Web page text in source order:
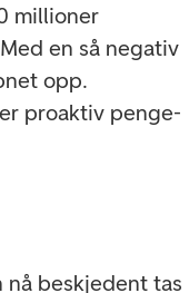
millioner
en så negativ
opp.
proaktiv penge-
beskjedent tas